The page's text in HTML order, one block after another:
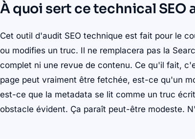
À quoi sert ce technical SEO
Cet outil d'audit SEO technique est fait pour le
ou modifies un truc. Il ne remplacera pas la
complet ni une revue de contenu. Ce qu'il fait,
page peut vraiment être fetchée, est-ce qu'un
est-ce que la metadata se lit comme un truc
obstacle évident. Ça paraît peut-être modeste.